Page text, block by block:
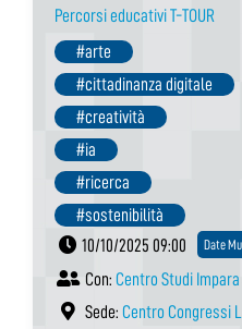
Percorsi educativi T-TOUR
#arte
#cittadinanza digitale
#creatività
#ia
#ricerca
#sostenibilità
10/10/2025 09:00
Date
Con: Centro Studi
Sede: Centro Congressi